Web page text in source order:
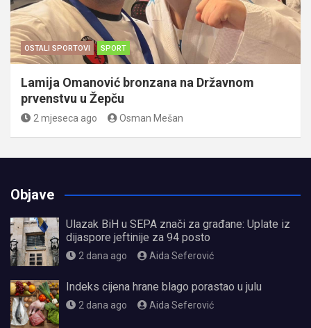
OSTALI SPORTOVI SPORT
Lamija Omanović bronzana na Državnom
prvenstvu u Žepču
2 mjeseca ago Osman Mešan
Objave
Ulazak BiH u SEPA znači za građane: Uplate iz
dijaspore jeftinije za 94 posto
2 dana ago Aida Seferović
Indeks cijena hrane blago porastao u julu
2 dana ago Aida Seferović